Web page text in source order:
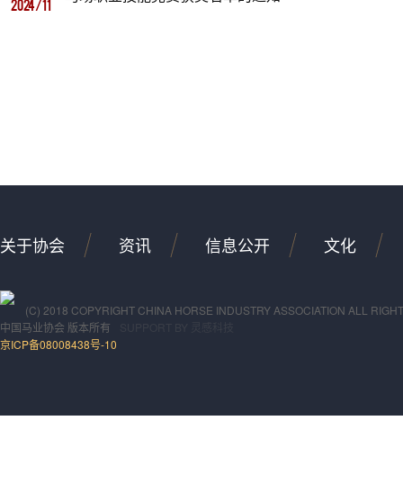
2024/11
关于协会 资讯 信息公开 文化
(C) 2018 COPYRIGHT CHINA HORSE INDUSTRY ASSOCIATION ALL
中国马业协会 版本所有
京ICP备08008438号-10